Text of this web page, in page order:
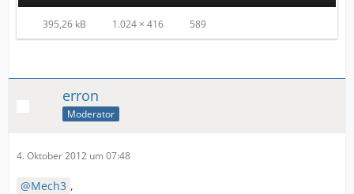
395,26 kB 1.024 × 416 589
erron
Moderator
4. Oktober 2012 um 07:48
Mech3 ,